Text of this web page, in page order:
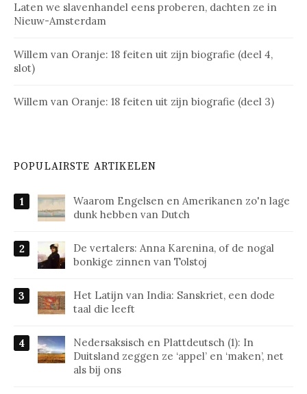
Laten we slavenhandel eens proberen, dachten ze in
Nieuw-Amsterdam
Willem van Oranje: 18 feiten uit zijn biografie (deel 4,
slot)
Willem van Oranje: 18 feiten uit zijn biografie (deel 3)
POPULAIRSTE ARTIKELEN
Waarom Engelsen en Amerikanen zo'n lage
dunk hebben van Dutch
De vertalers: Anna Karenina, of de nogal
bonkige zinnen van Tolstoj
Het Latijn van India: Sanskriet, een dode
taal die leeft
Nedersaksisch en Plattdeutsch (1): In
Duitsland zeggen ze ‘appel’ en ‘maken’, net
als bij ons